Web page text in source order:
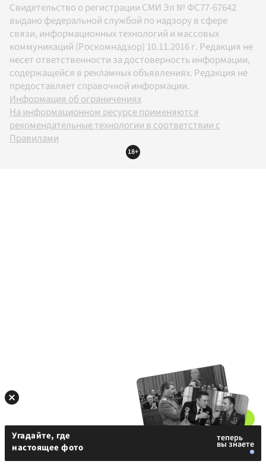
Свидетельство о регистрации СМИ Эл № ФС77-67642
выдано федеральной службой по надзору в сфере
связи, информационных технологий и массовых
коммуникаций (Роскомнадзор) 10.11.2016 г. Редакция не
несет ответственности за достоверность информации,
содержащейся в рекламных объявлениях. Редакция не
предоставляет справочной информации.
Информация об ограничениях
На информационном ресурсе применяются
рекомендательные технологии в соответствии с
Правилами
18+
Угадайте, где
настоящее фото